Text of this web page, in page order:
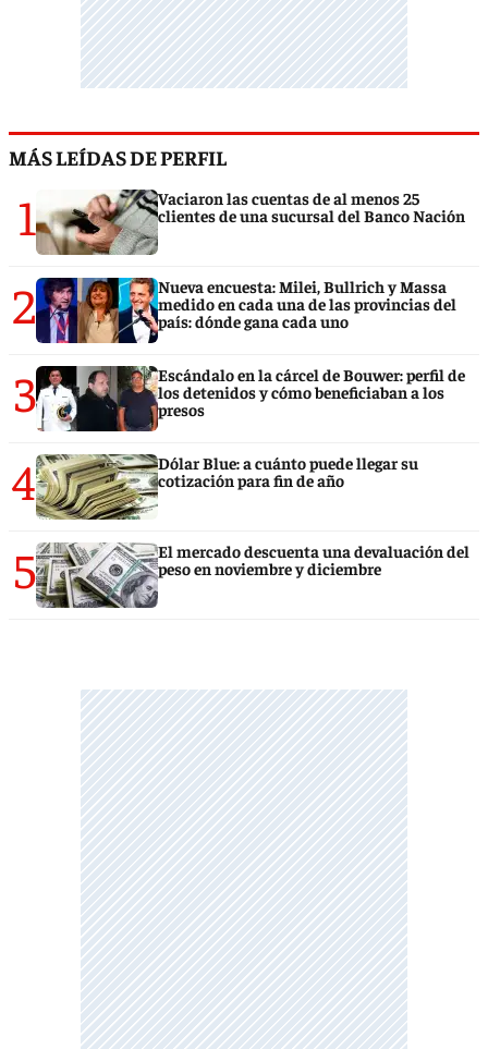
MÁS LEÍDAS DE PERFIL
1
Vaciaron las cuentas de al menos 25
clientes de una sucursal del Banco Nación
2
Nueva encuesta: Milei, Bullrich y Massa
medido en cada una de las provincias del
país: dónde gana cada uno
3
Escándalo en la cárcel de Bouwer: perfil de
los detenidos y cómo beneficiaban a los
presos
4
Dólar Blue: a cuánto puede llegar su
cotización para fin de año
5
El mercado descuenta una devaluación del
peso en noviembre y diciembre